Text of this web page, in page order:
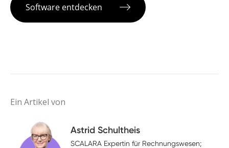
Software entdecken
Ein Artikel von
Astrid Schultheis
SCALARA Expertin für Rechnungswesen;